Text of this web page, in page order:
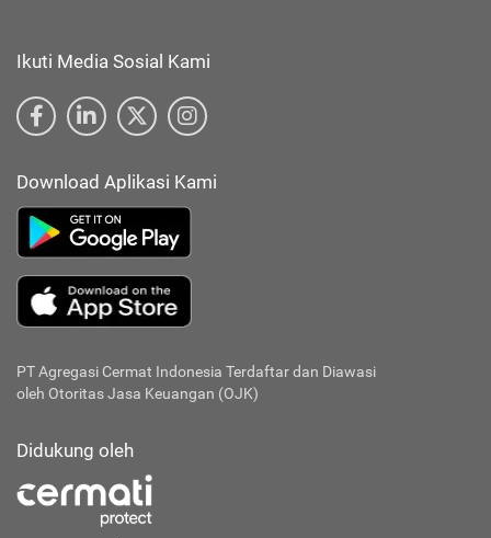
Ikuti Media Sosial Kami
Download Aplikasi Kami
PT Agregasi Cermat Indonesia Terdaftar dan Diawasi
oleh Otoritas Jasa Keuangan (OJK)
Didukung oleh